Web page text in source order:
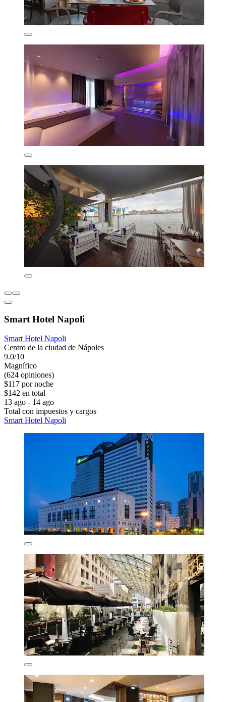
Smart Hotel Napoli
Smart Hotel Napoli
Centro de la ciudad de Nápoles
9.0/10
Magnífico
(624 opiniones)
$117 por noche
$142 en total
13 ago - 14 ago
Total con impuestos y cargos
Smart Hotel Napoli